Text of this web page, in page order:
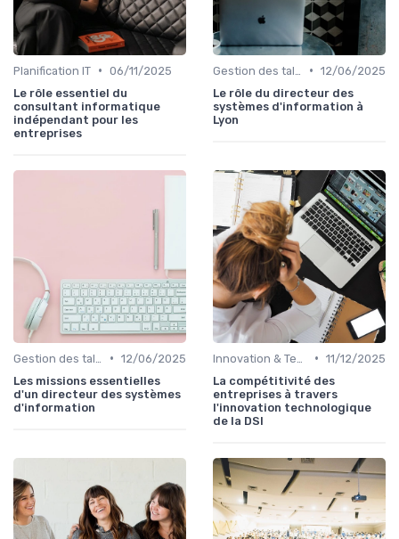
Planification IT • 06/11/2025
Le rôle essentiel du
consultant informatique
indépendant pour les
entreprises
• 12/06/2025
Le rôle du directeur des
systèmes d'information à
Lyon
• 12/06/2025
Les missions essentielles
d'un directeur des systèmes
d'information
• 11/12/2025
La compétitivité des
entreprises à travers
l'innovation technologique
de la DSI